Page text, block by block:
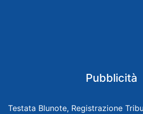
Pubblicità
Testata Blunote, Registrazione